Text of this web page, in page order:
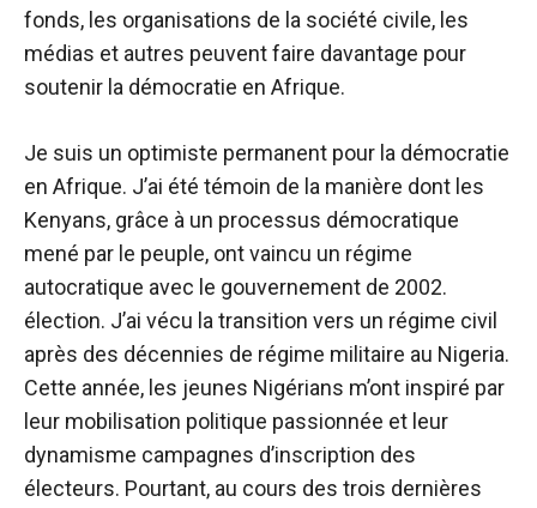
fonds, les organisations de la société civile, les
médias et autres peuvent faire davantage pour
soutenir la démocratie en Afrique.
Je suis un optimiste permanent pour la démocratie
en Afrique. J’ai été témoin de la manière dont les
Kenyans, grâce à un processus démocratique
mené par le peuple, ont vaincu un régime
autocratique avec le gouvernement de 2002.
élection. J’ai vécu la transition vers un régime civil
après des décennies de régime militaire au Nigeria.
Cette année, les jeunes Nigérians m’ont inspiré par
leur mobilisation politique passionnée et leur
dynamisme campagnes d’inscription des
électeurs. Pourtant, au cours des trois dernières